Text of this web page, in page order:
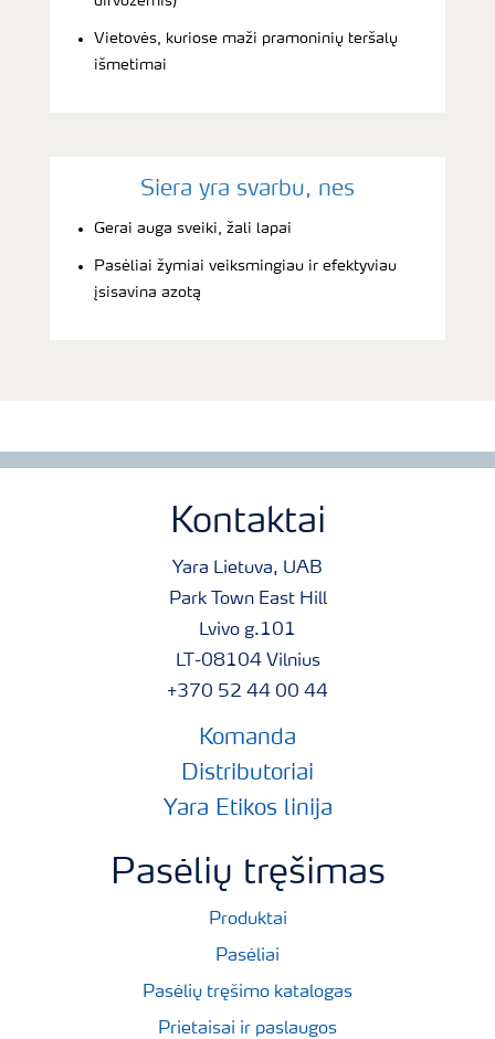
Vietovės, kuriose maži pramoninių teršalų
išmetimai
Siera yra svarbu, nes
Gerai auga sveiki, žali lapai
Pasėliai žymiai veiksmingiau ir efektyviau
įsisavina azotą
Kontaktai
Yara Lietuva, UAB
Park Town East Hill
Lvivo g.101
LT-08104 Vilnius
+370 52 44 00 44
Komanda
Distributoriai
Yara Etikos linija
Pasėlių tręšimas
Produktai
Pasėliai
Pasėlių tręšimo katalogas
Prietaisai ir paslaugos